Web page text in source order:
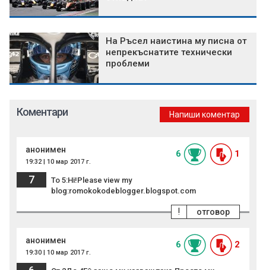
На Ръсел наистина му писна от
непрекъснатите технически
проблеми
Коментари Напиши коментар
анонимен
19:32 | 10 мар 2017 г.
6 1
7
To 5:Hi!Please view my
blog:romokokodeblogger.blogspot.com
отговор
!
анонимен
19:30 | 10 мар 2017 г.
6 2